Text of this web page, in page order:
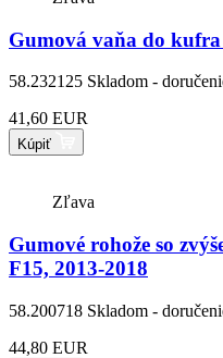
Gumová vaňa do
58.232125 Skladom -
41,60 EUR
Kúpiť
Zľava
Gumové rohože so
F15, 2013-2018
58.200718 Skladom -
44,80 EUR